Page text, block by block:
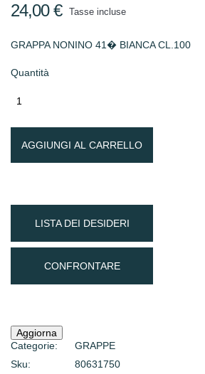
24,00 € Tasse incluse
GRAPPA NONINO 41� BIANCA CL.100
Quantità
AGGIUNGI AL CARRELLO
LISTA DEI DESIDERI
CONFRONTARE
Categorie:
GRAPPE
Sku:
80631750